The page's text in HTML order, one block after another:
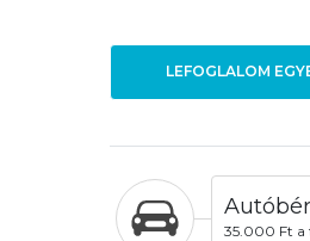
LEFOGLALOM
35.000 Ft a